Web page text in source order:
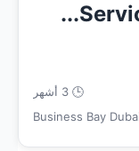
🕒 3 أشهر